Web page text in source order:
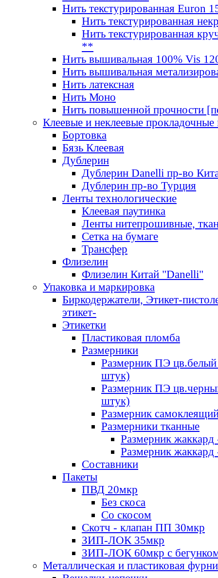
Нить текстурированная Euron
Нить текстурированная
Нить текстурированная
**
Нить вышивальная 100% Vis
Нить вышивальная
Нить латексная
Нить Моно
Нить повышенной прочности
Клеевые и неклеевые прокладочные
Бортовка
Бязь Клеевая
Дублерин
Дублерин Danelli пр-во
Дублерин пр-во Турция
Ленты технологические
Клеевая паутинка
Ленты нитепрошивные,
Сетка на бумаге
Трансфер
Флизелин
Флизелин Китай "Danelli"
Упаковка и маркировка
Биркодержатели, Этикет-
этикет-
Этикетки
Пластиковая пломба
Размерники
Размерник ПЭ цв.белый
штук)
Размерник ПЭ
штук)
Размерник
Размерники тканные
Размерник
Размерник
Составники
Пакеты
ПВД 20мкр
Без скоса
Со скосом
Скотч - клапан ПП 30мкр
ЗИП-ЛОК 35мкр
ЗИП-ЛОК 60мкр с
Металлическая и пластиковая